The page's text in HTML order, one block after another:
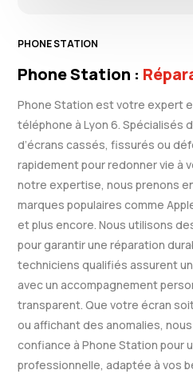
PHONE STATION
Phone Station :
Phone Station est votre expert
téléphone à Lyon 6. Spécialisés
d’écrans cassés, fissurés ou
rapidement pour redonner vie à
notre expertise, nous prenons
marques populaires comme
et plus encore. Nous utilisons
pour garantir une réparation
techniciens qualifiés assurent
avec un accompagnement
transparent. Que votre écran
ou affichant des anomalies,
confiance à Phone Station pour
professionnelle, adaptée à vos